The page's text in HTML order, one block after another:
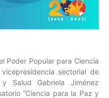
Poder Popular para Ciencia
sectorial de
y Salud Gabriela Jiménez
“Ciencia para la Paz y